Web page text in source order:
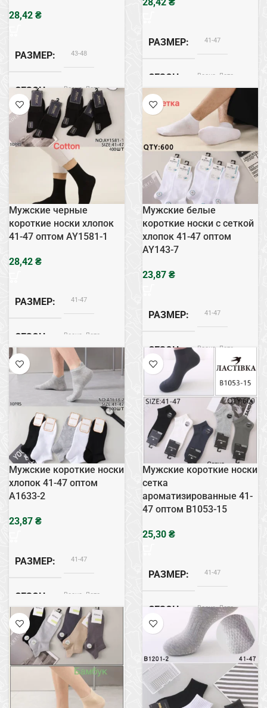
₴
РАЗМЕР 43-48
СЕЗОН Весна, Лето
СОСТАВ Хлопок
РАЗМЕР 41-47
СЕЗОН Весна, Лето
СОСТАВ Хлопок
Мужские черные
короткие носки хлопок
41-47 оптом AY1581-1
₴
РАЗМЕР 41-47
СЕЗОН Весна, Лето
СОСТАВ Хлопок
Мужские белые
короткие носки с сеткой
хлопок 41-47 оптом
AY143-7
₴
РАЗМЕР 41-47
СЕЗОН Весна, Лето
СОСТАВ Хлопок
ЦВЕТ Белый
Мужские короткие носки
хлопок 41-47 оптом
A1633-2
₴
РАЗМЕР 41-47
СЕЗОН Весна, Лето
СОСТАВ Хлопок
Мужские короткие носки
сетка
ароматизированные 41-
47 оптом B1053-15
₴
РАЗМЕР 41-47
СЕЗОН Весна, Лето
СОСТАВ Хлопок